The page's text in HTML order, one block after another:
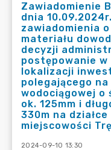
Zawiadomienie
dnia
zawiadomienia
materiału
decyzji
postępowanie
lokalizacji
polegającego
wodociągowej o
ok. 125mm i
330m na działce
miejscowości
2024-09-10 13:30